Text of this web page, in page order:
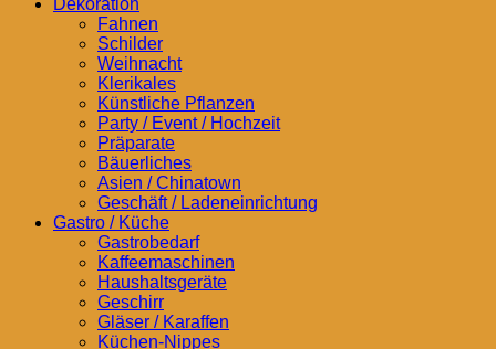
Dekoration
Fahnen
Schilder
Weihnacht
Klerikales
Künstliche Pflanzen
Party / Event / Hochzeit
Präparate
Bäuerliches
Asien / Chinatown
Geschäft / Ladeneinrichtung
Gastro / Küche
Gastrobedarf
Kaffeemaschinen
Haushaltsgeräte
Geschirr
Gläser / Karaffen
Küchen-Nippes